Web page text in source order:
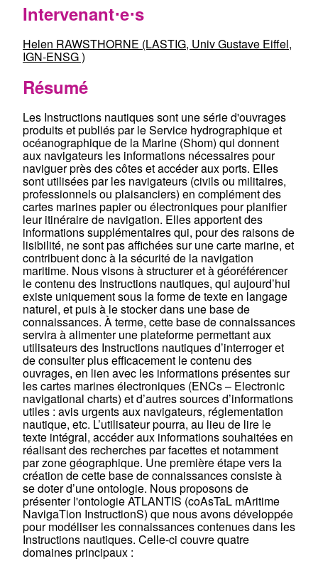
Intervenant⋅e⋅s
Helen RAWSTHORNE (LASTIG, Univ Gustave Eiffel,
IGN-ENSG )
Résumé
Les Instructions nautiques sont une série d'ouvrages
produits et publiés par le Service hydrographique et
océanographique de la Marine (Shom) qui donnent
aux navigateurs les informations nécessaires pour
naviguer près des côtes et accéder aux ports. Elles
sont utilisées par les navigateurs (civils ou militaires,
professionnels ou plaisanciers) en complément des
cartes marines papier ou électroniques pour planifier
leur itinéraire de navigation. Elles apportent des
informations supplémentaires qui, pour des raisons de
lisibilité, ne sont pas affichées sur une carte marine, et
contribuent donc à la sécurité de la navigation
maritime. Nous visons à structurer et à géoréférencer
le contenu des Instructions nautiques, qui aujourd’hui
existe uniquement sous la forme de texte en langage
naturel, et puis à le stocker dans une base de
connaissances. À terme, cette base de connaissances
servira à alimenter une plateforme permettant aux
utilisateurs des Instructions nautiques d’interroger et
de consulter plus efficacement le contenu des
ouvrages, en lien avec les informations présentes sur
les cartes marines électroniques (ENCs – Electronic
navigational charts) et d’autres sources d’informations
utiles : avis urgents aux navigateurs, réglementation
nautique, etc. L’utilisateur pourra, au lieu de lire le
texte intégral, accéder aux informations souhaitées en
réalisant des recherches par facettes et notamment
par zone géographique. Une première étape vers la
création de cette base de connaissances consiste à
se doter d’une ontologie. Nous proposons de
présenter l'ontologie ATLANTIS (coAsTaL mAritime
NavigaTion InstructionS) que nous avons développée
pour modéliser les connaissances contenues dans les
Instructions nautiques. Celle-ci couvre quatre
domaines principaux :